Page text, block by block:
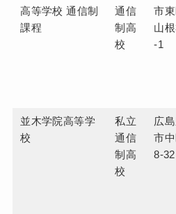
高等学校 通信制
課程
通信
制高
校
市
山
-1
並木学院高等学
校
私立
通信
制高
校
広
市
8-32